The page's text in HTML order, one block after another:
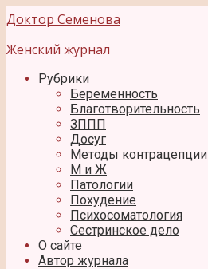
Перейти
к
контенту
Доктор Семенова
Женский журнал
Рубрики
Беременность
Благотворительность
ЗППП
Досуг
Методы контрацепции
М и Ж
Патологии
Похудение
Психосоматология
Сестринское дело
О сайте
Автор журнала